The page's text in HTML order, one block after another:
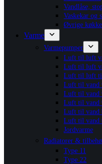
Vandlåse,
Vaskekar og
Øvrige
Varme
Varmepumper
Luft til luft
Luft til luft
Luft til luft
Luft til vand
Luft til vand
Luft til vand
Luft til vand
Luft til vand
Jordvarme
Radiatorer &
Type 11
Type 22